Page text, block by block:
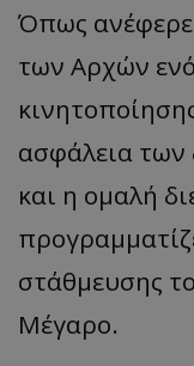
Όπως
των Αρχών
ασφάλεια
και η ομαλή
στάθμευσης
Μέγαρο.